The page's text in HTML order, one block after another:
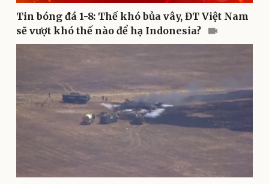
Văn hóa
Sân khấu - Điện ảnh
Văn học
Giải trí
Nghệ sĩ
Tin bóng đá 1-8: Thế khó bủa vây, ĐT Việt Nam
sẽ vượt khó thế nào để hạ Indonesia?